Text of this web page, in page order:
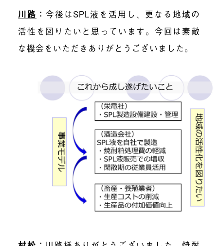
川路 ： 今後はSPL液を活用し、更なる地域の
活性を図りたいと思っています。今回は素敵
な機会をいただきありがとうございました。